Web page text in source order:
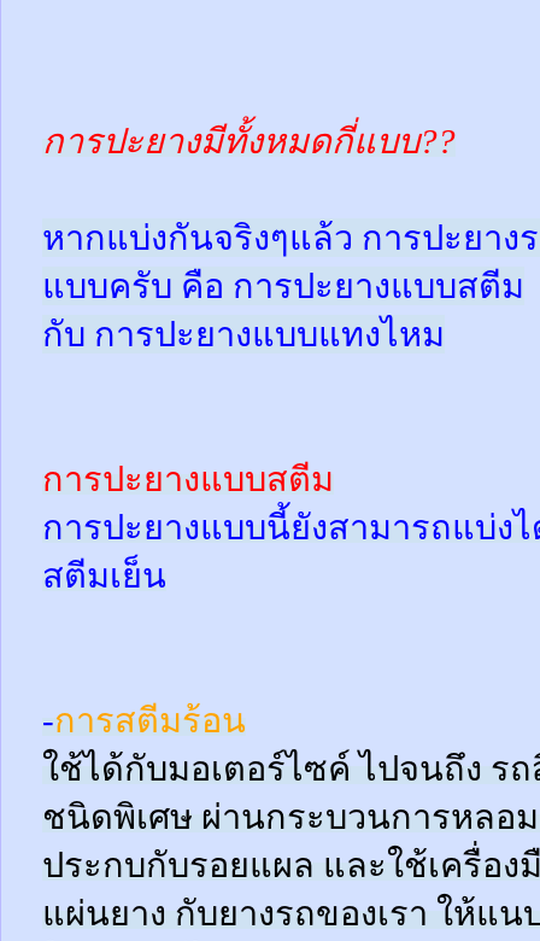
การปะยางมีทั้งหมดกี่แบบ??
หากแบ่งกันจริงๆแล้ว การปะยาง
แบบครับ คือ การปะยางแบบสตีม
กับ การปะยางแบบแทงไหม
การปะยางแบบสตีม
การปะยางแบบนี้ยังสามารถแบ่ง
สตีมเย็น
-การสตีมร้อน
ใช้ได้กับมอเตอร์ไซค์ ไปจนถึง ร
ชนิดพิเศษ ผ่านกระบวนการหลอ
ประกบกับรอยแผล และใช้เครื่อง
แผ่นยาง กับยางรถของเรา ให้แ